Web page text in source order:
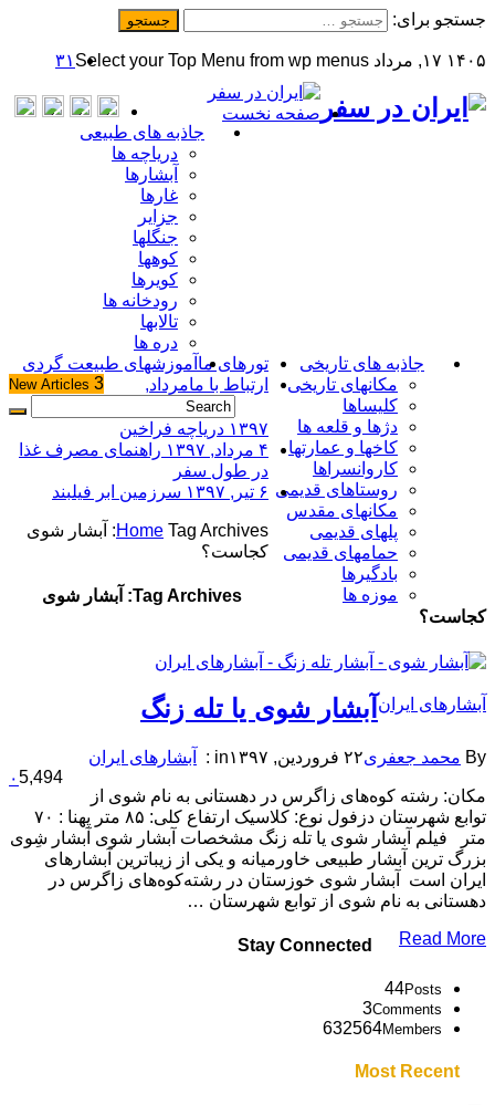
جستجو برای:
۱۴۰۵ ۱۷, مرداد Select your Top Menu from wp menus
صفحه نخست
جاذبه های طبیعی
دریاچه ها
آبشارها
غارها
جزایر
جنگلها
کوهها
کویرها
رودخانه ها
تالابها
دره ها
جاذبه های تاریخی
مکانهای تاریخی
کلیساها
دژها و قلعه ها
کاخها و عمارتها
کاروانسراها
روستاهای قدیمی
مکانهای مقدس
پلهای قدیمی
حمامهای قدیمی
بادگیرها
موزه ها
تورهای ما آموزشهای طبیعت گردی
ارتباط با ما
3
New Articles
۳۱
مرداد,
۱۳۹۷ دریاچه فراخین
۴ مرداد, ۱۳۹۷
راهنمای مصرف غذا
در طول سفر
۶ تیر, ۱۳۹۷
سرزمین ابر فیلبند
HomeTag Archives: آبشار شوی
کجاست؟
Tag Archives: آبشار شوی
کجاست؟
آبشارهای ایران آبشار شوی یا تله زنگ
By محمد جعفری۲۲ فروردین, ۱۳۹۷ in :
آبشارهای ایران
۰5,494
مکان: رشته کوه‌های زاگرس در دهستانی به نام شوی از
توابع شهرستان دزفول نوع: کلاسیک ارتفاع کلی: ۸۵ متر پهنا : ۷۰
متر فیلم آبشار شوی یا تله زنگ مشخصات آبشار شوی آبشار شِوی
بزرگ‌ ترین آبشار طبیعی خاورمیانه و یکی از زیباترین آبشارهای
ایران است آبشار شوی خوزستان در رشته‌کوه‌های زاگرس در
دهستانی به نام شوی از توابع شهرستان …
Read More
Stay Connected
44Posts
3Comments
632564Members
Most Recent